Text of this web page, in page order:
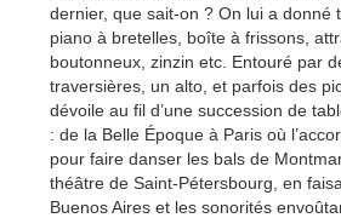
dernier, que sait-on ? On lui a donné
piano à bretelles, boîte à frissons,
boutonneux, zinzin etc. Entouré par
traversières, un alto, et parfois des
dévoile au fil d’une succession de
: de la Belle Époque à Paris où
pour faire danser les bals de
théâtre de Saint-Pétersbourg, en
Buenos Aires et les sonorités